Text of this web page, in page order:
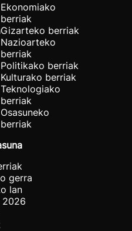
Ekonomiako
berriak
Gizarteko berriak
Nazioarteko
berriak
Politikako berriak
Kulturako berriak
Teknologiako
berriak
Osasuneko
berriak
gerra
lan
2026